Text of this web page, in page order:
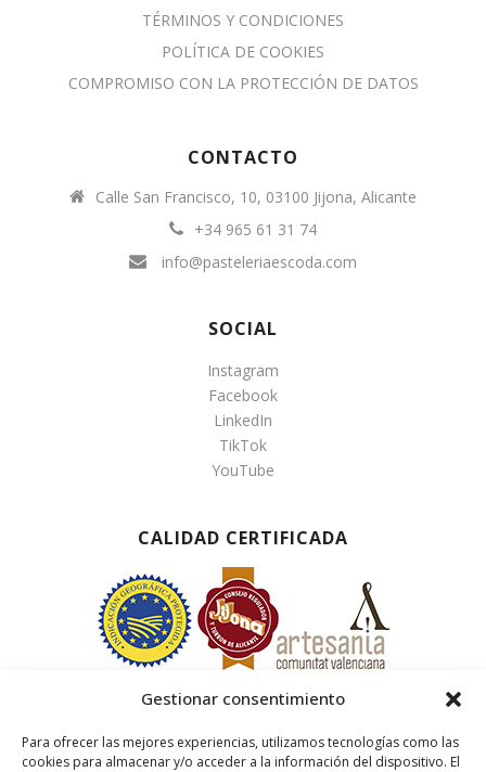
Gestionar consentimiento
Para ofrecer las mejores experiencias, utilizamos tecnologías como las
cookies para almacenar y/o acceder a la información del dispositivo. El
TÉRMINOS Y CONDICIONES
POLÍTICA DE COOKIES
COMPROMISO CON LA PROTECCIÓN DE DATOS
CONTACTO
Calle San Francisco, 10, 03100 Jijona, Alicante
+34 965 61 31 74
info@pasteleriaescoda.com
SOCIAL
Instagram
Facebook
LinkedIn
TikTok
YouTube
CALIDAD CERTIFICADA